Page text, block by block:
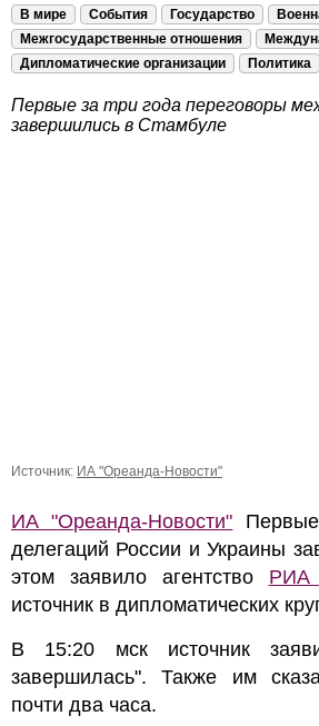
В мире События Государство
Межгосударственные отношения
Дипломатические организации
Политика
Первые за три года переговоры
завершились в Стамбуле
Источник: ИА "Ореанда-Новости"
ИА "Ореанда-Новости"
делегаций России и Украины
этом заявило агентство РИА
источник в дипломатических
В 15:20 мск источник
завершилась". Также им
почти два часа.